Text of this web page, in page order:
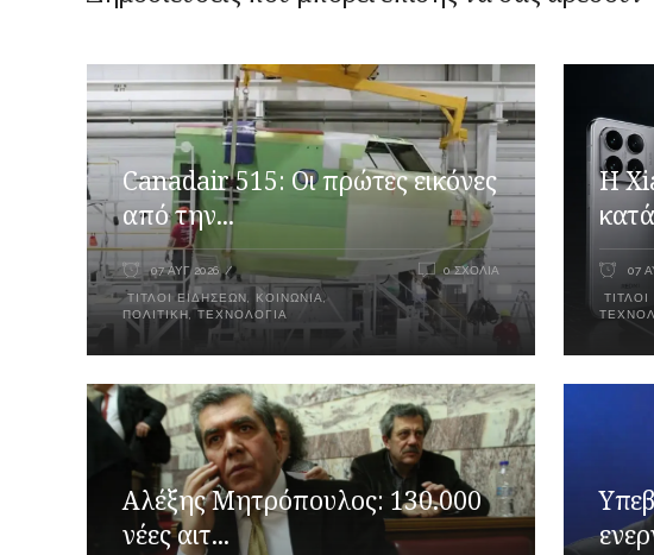
Canadair 515: Οι πρώτες εικόνες
από την...
07 ΑΥΓ 2026
ΤΊΤΛΟΙ ΕΙΔΉΣΕΩΝ ΚΟΙΝΩΝΙΑ ,
ΠΟΛΙΤΙΚΉ, ΤΕΧΝΟΛΟΓΊΑ
0 ΣΧΌΛΙΑ
Η
07
Αλέξης Μητρόπουλος: 130.000
νέες αιτ...